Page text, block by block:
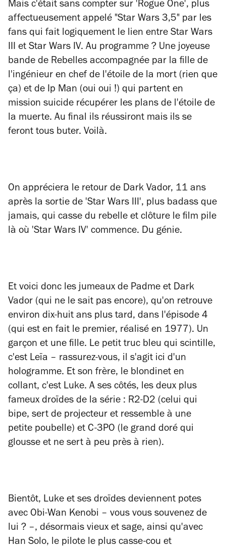
Mais c'était sans compter sur 'Rogue One', plus
affectueusement appelé "Star Wars 3,5" par les
fans qui fait logiquement le lien entre Star Wars
III et Star Wars IV. Au programme ? Une joyeuse
bande de Rebelles accompagnée par la fille de
l'ingénieur en chef de l'étoile de la mort (rien que
ça) et de Ip Man (oui oui !) qui partent en
mission suicide récupérer les plans de l'étoile de
la muerte. Au final ils réussiront mais ils se
feront tous buter. Voilà.
On appréciera le retour de Dark Vador, 11 ans
après la sortie de 'Star Wars III', plus badass que
jamais, qui casse du rebelle et clôture le film pile
là où 'Star Wars IV' commence. Du génie.
Et voici donc les jumeaux de Padme et Dark
Vador (qui ne le sait pas encore), qu'on retrouve
environ dix-huit ans plus tard, dans l'épisode 4
(qui est en fait le premier, réalisé en 1977). Un
garçon et une fille. Le petit truc bleu qui scintille,
c'est Leïa – rassurez-vous, il s'agit ici d'un
hologramme. Et son frère, le blondinet en
collant, c'est Luke. A ses côtés, les deux plus
fameux droïdes de la série : R2-D2 (celui qui
bipe, sert de projecteur et ressemble à une
petite poubelle) et C-3PO (le grand doré qui
glousse et ne sert à peu près à rien).
Bientôt, Luke et ses droïdes deviennent potes
avec Obi-Wan Kenobi – vous vous souvenez de
lui ? –, désormais vieux et sage, ainsi qu'avec
Han Solo, le pilote le plus casse-cou et